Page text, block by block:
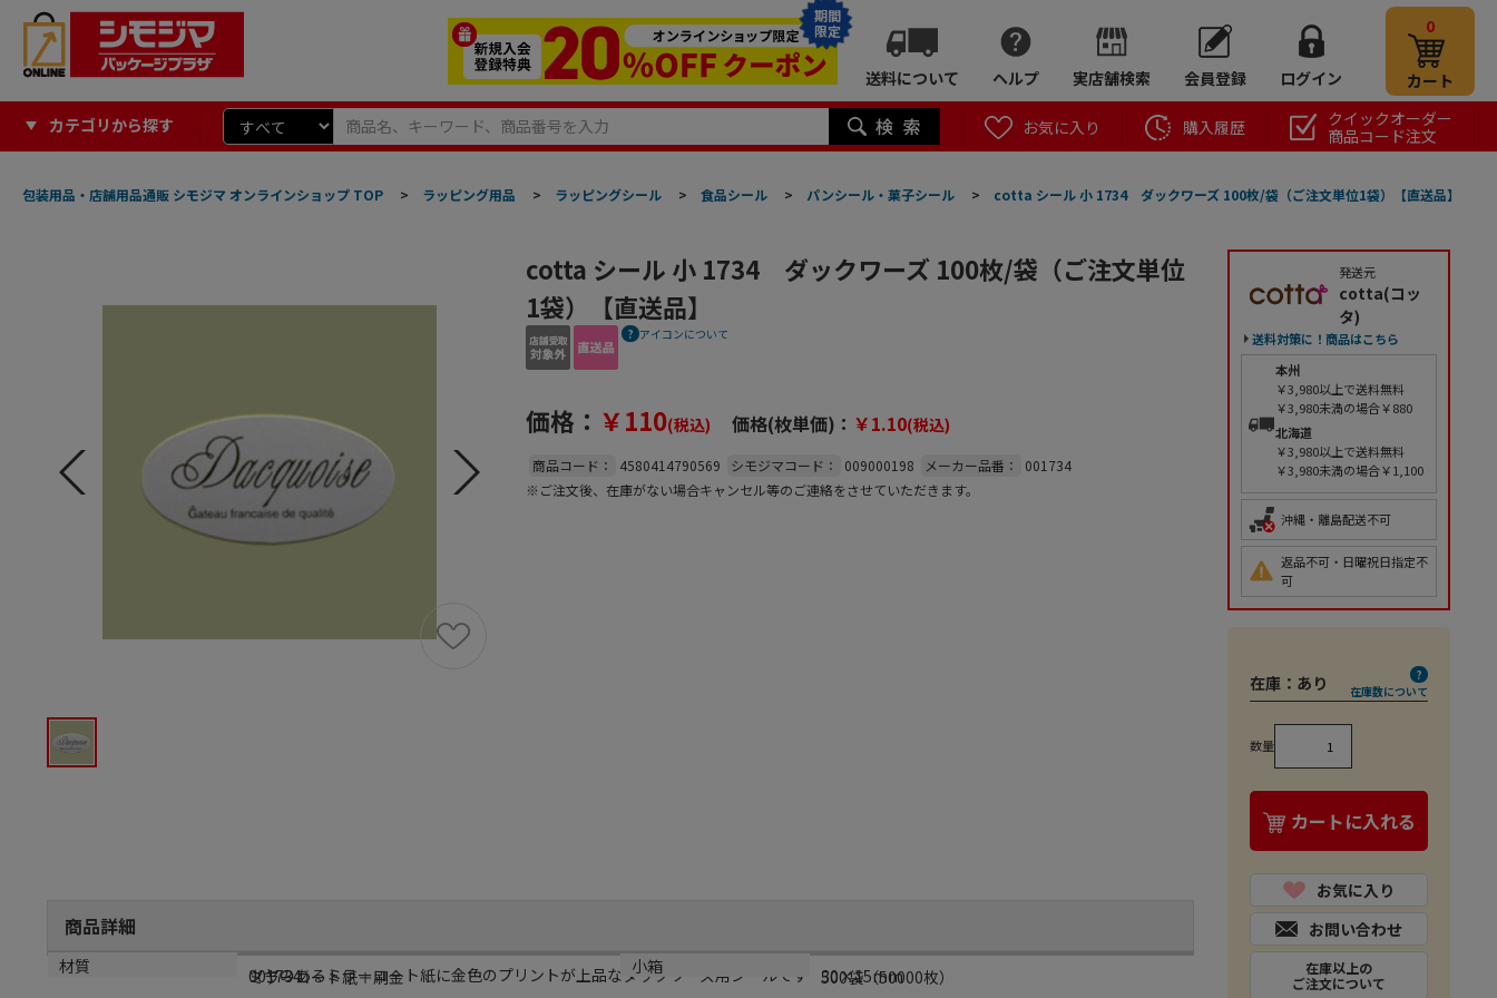
期間
限定
送料について ヘルプ 実店舗検索 会員登録 ログイン
0
カート
カテゴリから探す お気に入り 購入履歴
クイックオーダー
商品コード注文
包装用品・店舗用品通販 シモジマ オンラインショップ TOP > ラッピング用品 > ラッピングシール > 食品シール > パンシール・菓子シール > cotta シール 小 1734 ダックワーズ 100枚/袋（ご注文単位1袋）【直送品】
cotta シール 小 1734 ダックワーズ 100枚/袋（ご注文単位
1袋）【直送品】
アイコンについて
価格： ￥110(税込) 価格(枚単価)： ￥1.10(税込)
商品コード： 4580414790569 シモジマコード： 009000198 メーカー品番：
001734
※ご注文後、在庫がない場合キャンセル等のご連絡をさせていただきます。
商品詳細
商品説明
ツヤのあるミラーコート紙に金色のプリントが上品なダックワーズ用シールです
メーカー品番
001734
サイズ
30×15mm
材質
ミラーコート紙＋刷金
小箱
500袋（50000枚）
発送元
cotta(コッ
タ)
送料対策に！商品はこちら
本州
￥3,980以上で送料無料
￥3,980未満の場合￥880
北海道
￥3,980以上で送料無料
￥3,980未満の場合￥1,100
沖縄・離島配送不可
返品不可・日曜祝日指定不
可
在庫： あり 在庫数について
数量
カートに入れる
お気に入り
お問い合わせ
在庫以上の
ご注文について